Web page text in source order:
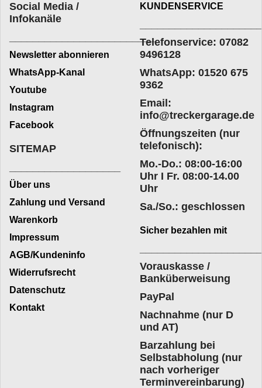
Social Media /
Infokanäle
_________________________
Newsletter abonnieren
WhatsApp-Kanal
Youtube
Instagram
Facebook
KUNDENSERVICE
Telefonservice: 07082
9496128
WhatsApp: 01520 675
9362
Email:
info@treckergarage.de
Öffnungszeiten (nur
telefonisch):
Mo.-Do.: 08:00-16:00
Uhr I Fr. 08:00-14.00
Uhr
Sa./So.: geschlossen
SITEMAP
Über uns
Zahlung und Versand
Warenkorb
Impressum
AGB/Kundeninfo
Widerrufsrecht
Datenschutz
Kontakt
Sicher bezahlen mit
Vorauskasse /
Banküberweisung
PayPal
Nachnahme (nur D
und AT)
Barzahlung bei
Selbstabholung (nur
nach vorheriger
Terminvereinbarung)